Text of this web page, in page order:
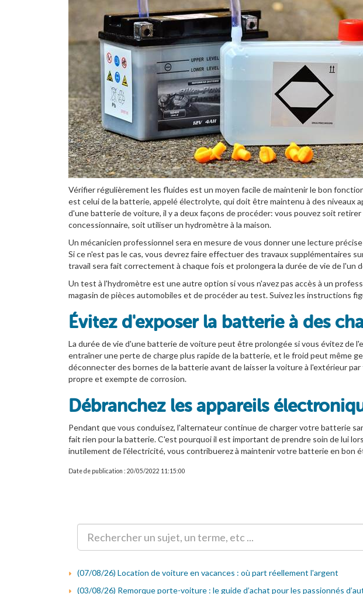
Vérifier régulièrement les fluides est un moyen facile de maintenir le bon
est celui de la batterie, appelé électrolyte, qui doit être maintenu à des
d'une batterie de voiture, il y a deux façons de procéder: vous pouvez soit
concessionnaire, soit utiliser un hydromètre à la maison.
Un mécanicien professionnel sera en mesure de vous donner une lecture
Si ce n'est pas le cas, vous devrez faire effectuer des travaux
travail sera fait correctement à chaque fois et prolongera la durée de vie de l'un
Un test à l'hydromètre est une autre option si vous n'avez pas accès à un
magasin de pièces automobiles et de procéder au test. Suivez les instructions
Évitez d'exposer la batterie à des
La durée de vie d'une batterie de voiture peut être prolongée si vous évitez de
entraîner une perte de charge plus rapide de la batterie, et le froid peut même
déconnecter des bornes de la batterie avant de laisser la voiture à l'extérieur
propre et exempte de corrosion.
Débranchez les appareils
Pendant que vous conduisez, l'alternateur continue de charger votre batterie
fait rien pour la batterie. C'est pourquoi il est important de prendre soin de lui
inutilement de l'électricité, vous contribuerez à maintenir votre batterie en bon
Date de publication : 20/05/2022 11:15:00
(07/08/26) Location de voiture en vacances : où part réellement l'argent
(03/08/26) Remorque porte-voiture : le guide d’achat pour les passionnés